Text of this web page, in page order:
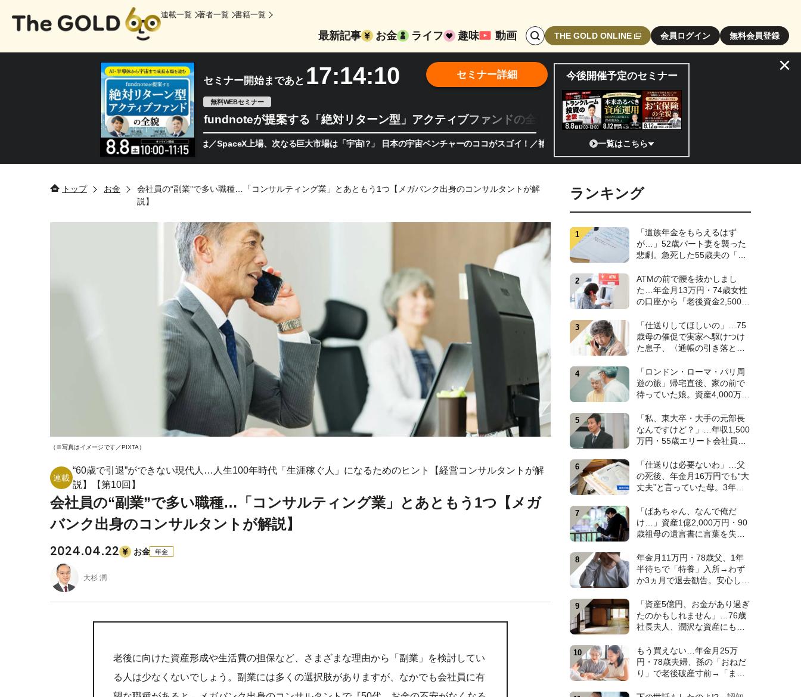
最新記事 お金 ライフ 趣味 動画
検
索
エ
閉
ボ
タ
ン
THE GOLD ONLINE 会員ログイン 無料会員登録
連載一覧 著者一覧 書籍一覧
セミナー開始まであと 17:14:09
無料WEBセミナー
fundnoteが提案する「絶対リターン型」アクティブファンドの全貌
へ。今、機関投資家が注視するポイントとは／SpaceX上場、次なる巨大市場は「宇宙!?」 日本の宇宙ベンチャーのココがスゴイ！／補助金から実需へ、知られざる宇宙産業の構造変革とは
セミナー詳細 今後開催予定のセミナー
一覧はこちら
×
トップ お金
会社員の“副業”で多い職種…「コンサルティング業」とあともう1つ【メガバンク出身のコンサルタントが解
説】
（※写真はイメージです／PIXTA）
連載
“60歳で引退”ができない現代人…人生100年時代「生涯稼ぐ人」になるためのヒント【経営コンサルタントが解
説】【第10回】
会社員の“副業”で多い職種…「コンサルティング業」とあともう1つ【メガ
バンク出身のコンサルタントが解説】
2024.04.22 お金 年金
大杉 潤
老後に向けた資産形成や生活費の担保など、さまざまな理由から「副業」を検討してい
る人は少なくないでしょう。副業には多くの選択肢がありますが、なかでも会社員に有
ランキング
「遺族年金をもらえるはず
が…」52歳パート妻を襲った
悲劇。急死した55歳夫の「書
みに出た〈衝撃の秘密〉
【CFPが解説】
ATMの前で腰を抜かしまし
た…年金月13万円・74歳女性
の口座から「老後資金2,500万
ケは昼下がりの〈1本の電話〉
【弁護士が警鐘】
「仕送りしてほしいの」…75
歳母の催促で実家へ駆けつけ
た息子、〈通帳の引き落とし
を食いつぶした“まさかの正
体”【CFPの助言】
「ロンドン・ローマ・パリ周
遊の旅」帰宅直後、家の前で
待っていた娘。資産4,000万
後を崩壊させた〈衝撃のカミ
ングアウト〉【CFPの助言】
「私、東大卒・大手の元部長
なんですけど？」…年収1,500
万円・55歳エリート会社員、
り全敗”。専業主婦の妻が仕切
る家で「居場所がありませ
ん」の現実【CFPの助言】
「仕送りは必要ないわ」…父
の死後、年金月16万円でも“大
丈夫”と言っていた母。3年
ない封筒〉に息子が“思わず叫
んだ”ワケ【FPが解説】
「ばあちゃん、なんで俺だ
け…」資産1億2,000万円・90
歳祖母の遺言書に言葉を失っ
勤務・38歳孫〉だけが遺産相
続から除外されたワケ【弁護
士が解説】
年金月11万円・78歳父、1年
半待ちで「特養」入所→わず
か3ヵ月で退去勧告。安心しき
られた〈まさかのひと言〉
【元介護施設職員のFPが解
説】
「資産5億円、お金があり過ぎ
たのかもしれません」…76歳
社長夫人、潤沢な資産にも暗
屋に住み続ける“跡取り息
子”【CFPが解説】
もう買えない…年金月25万
円・78歳夫婦、孫の「おねだ
り」で老後破産寸前→「まさ